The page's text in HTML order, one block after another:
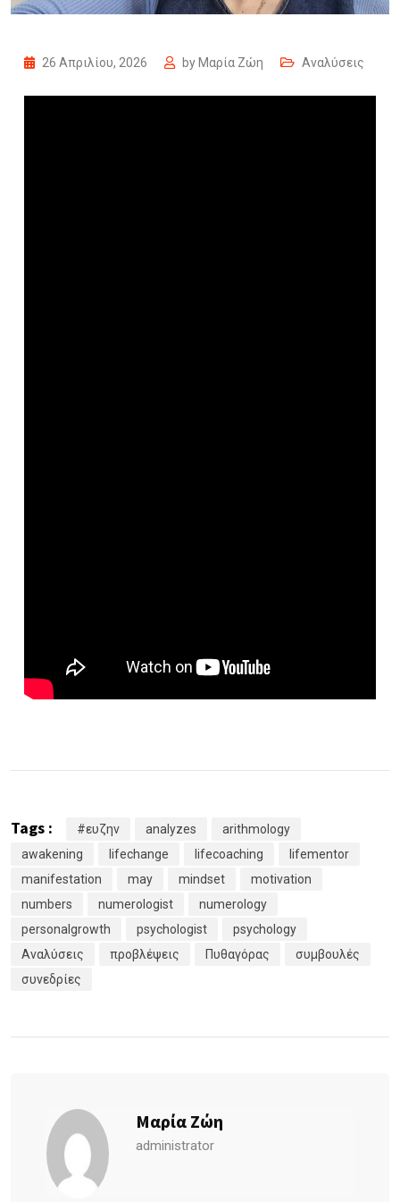
26 Απριλίου, 2026 by Μαρία Ζώη Αναλύσεις
Tags : #ευζην analyzes
arithmology
awakening
lifechange lifecoaching
lifementor
manifestation
may mindset
motivation
numbers
numerologist
numerology
personalgrowth
psychologist
psychology
Αναλύσεις
προβλέψεις Πυθαγόρας
συμβουλές
συνεδρίες
Μαρία Ζώη
administrator